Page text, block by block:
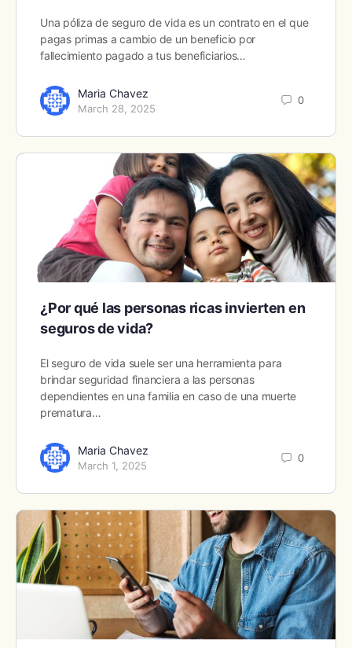
Una póliza de seguro de vida es un contrato en el que
pagas primas a cambio de un beneficio por
fallecimiento pagado a tus beneficiarios…
Maria Chavez
March 28, 2025
0
¿Por qué las personas ricas invierten en
seguros de vida?
El seguro de vida suele ser una herramienta para
brindar seguridad financiera a las personas
dependientes en una familia en caso de una muerte
prematura…
Maria Chavez
March 1, 2025
0